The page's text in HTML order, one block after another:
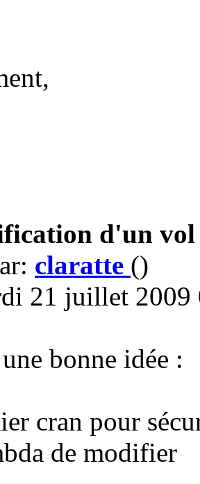
d'un
claratte ()
21 juillet 2009
bonne idée :
cran pour
de modifier